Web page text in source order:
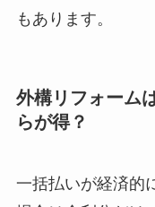
もあります。
外構リフォーム
らが得？
一括払いが経済的